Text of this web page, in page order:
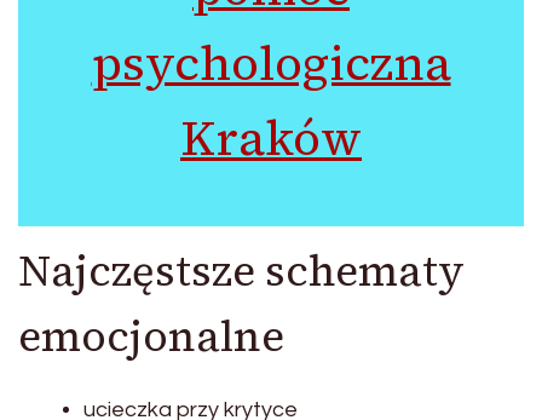
psychologiczna
Kraków
Najczęstsze schematy
emocjonalne
ucieczka przy krytyce